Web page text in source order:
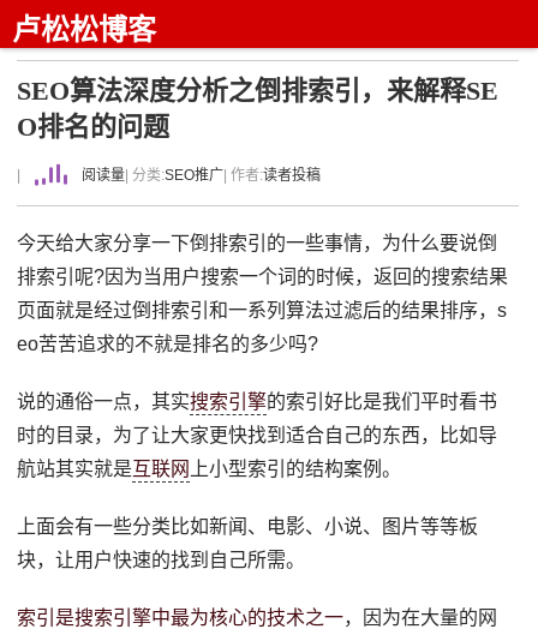
卢松松博客
SEO算法深度分析之倒排索引，来解释SE
O排名的问题
阅读量 | 分类:SEO推广 | 作者:读者投稿
今天给大家分享一下倒排索引的一些事情，为什么要说倒
排索引呢?因为当用户搜索一个词的时候，返回的搜索结果
页面就是经过倒排索引和一系列算法过滤后的结果排序，s
eo苦苦追求的不就是排名的多少吗?
说的通俗一点，其实搜索引擎的索引好比是我们平时看书
时的目录，为了让大家更快找到适合自己的东西，比如导
航站其实就是互联网 上小型索引的结构案例。
上面会有一些分类比如新闻、电影、小说、图片等等板
块，让用户快速的找到自己所需。
索引是搜索引擎中最为核心的技术之一，因为在大量的网